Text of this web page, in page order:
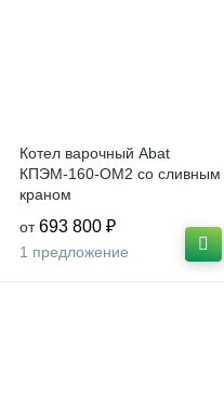
Котел варочный Abat
КПЭМ-160-ОМ2 со сливным
краном
от 693 800 ₽
1 предложение